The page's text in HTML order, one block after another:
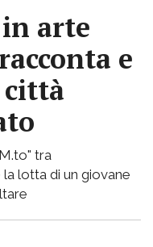
arte
e
città
tra
lotta di un giovane